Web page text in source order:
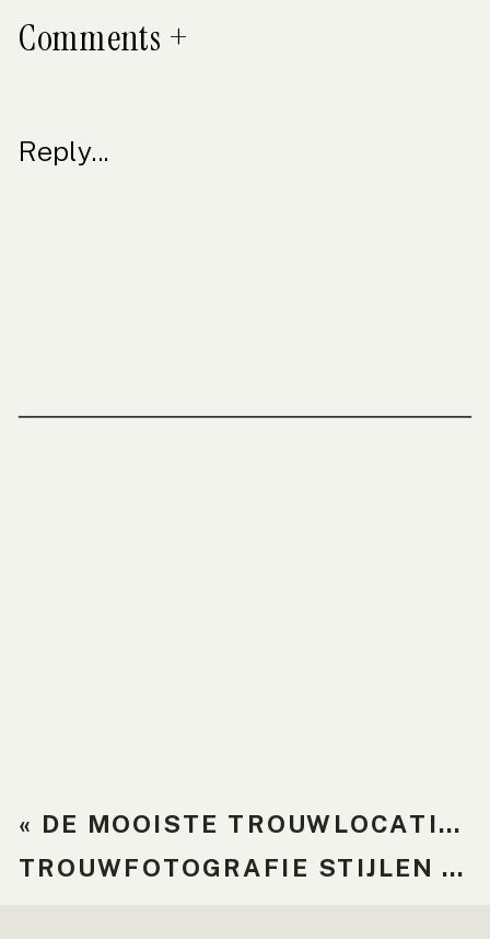
Comments +
Reply...
« DE MOOISTE TROUWLOCATIES IN NEDERLAND | VAN KASTEEL TOT STRAND
TROUWFOTOGRAFIE STIJLEN | ONTDEK WELKE BIJ JULLIE PAST